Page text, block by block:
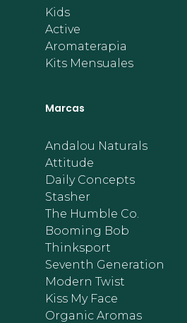
Kids
Active
Aromaterapia
Kits Mensuales
Marcas
Andalou Naturals
Attitude
Daily Concepts
Stasher
The Humble Co.
Booming Bob
Thinksport
Seventh Generation
Modern Twist
Kiss My Face
Organic Aromas